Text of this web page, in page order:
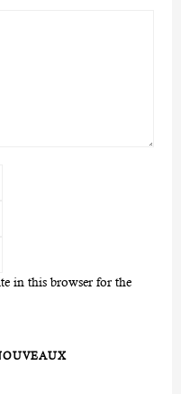
in this browser for the